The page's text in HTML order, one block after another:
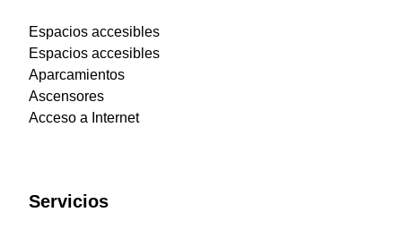
Espacios accesibles
Espacios accesibles
Aparcamientos
Ascensores
Acceso a Internet
Servicios